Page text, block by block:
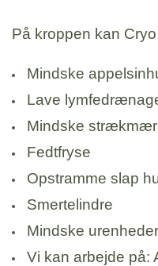
På kroppen kan
Mindske
Lave
Mindske
Fedtfryse
Opstramme slap
Smertelindre
Mindske
Vi kan arbejde på: